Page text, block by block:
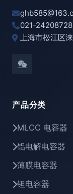
021-24208728
上海市松江区
产品分类
MLCC 电容器
铝电解电容器
薄膜电容器
钽电容器